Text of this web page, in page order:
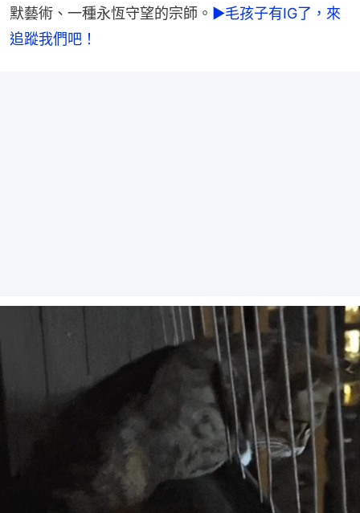
默藝術、一種永恆守望的宗師。 ►毛孩子有IG了，來
追蹤我們吧！